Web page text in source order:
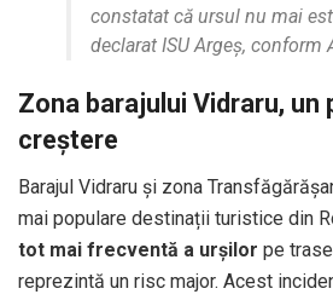
constatat că ursul nu mai
declarat ISU Argeș, conform
Zona barajului Vidraru, un
creștere
Barajul Vidraru și zona
mai populare destinații turistice din
tot mai frecventă a urșilor pe
reprezintă un risc major. Acest